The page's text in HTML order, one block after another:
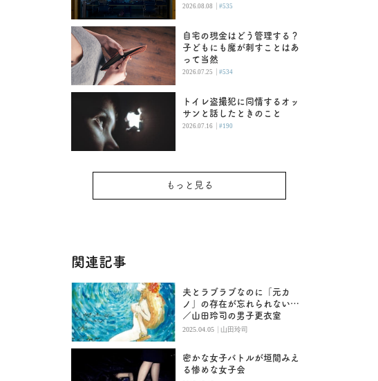
2026.08.08 | #535
自宅の現金はどう管理する？
子どもにも魔が刺すことはあ
って当然
2026.07.25 | #534
トイレ盗撮犯に同情するオッ
サンと話したときのこと
2026.07.16 | #190
もっと見る
関連記事
夫とラブラブなのに「元カ
ノ」の存在が忘れられない…
／山田玲司の男子更衣室
2025.04.05 | 山田玲司
密かな女子バトルが垣間みえ
る惨めな女子会